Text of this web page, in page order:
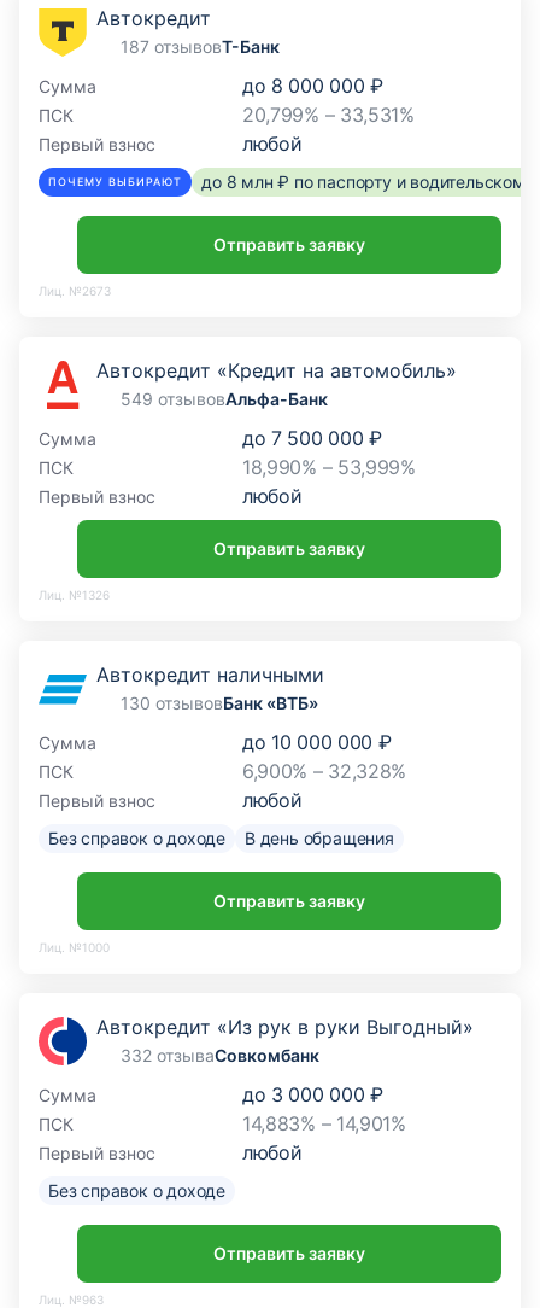
Автокредит
187 отзывовТ-Банк
Сумма
до 8 000 000 ₽
ПСК 20,799% – 33,531%
Первый взнос любой
ПОЧЕМУ ВЫБИРАЮТ до 8 млн ₽ по паспорту и
Отправить заявку
Лиц. №2673
Автокредит «Кредит на автомобиль»
549 отзывовАльфа-Банк
Сумма
до 7 500 000 ₽
ПСК 18,990% – 53,999%
Первый взнос любой
Отправить заявку
Лиц. №1326
Автокредит наличными
130 отзывовБанк «ВТБ»
Сумма
до 10 000 000 ₽
ПСК 6,900% – 32,328%
Первый взнос любой
Без справок о доходе В день обращения
Отправить заявку
Лиц. №1000
Автокредит «Из рук в руки Выгодный»
332 отзываСовкомбанк
Сумма
до 3 000 000 ₽
ПСК 14,883% – 14,901%
Первый взнос любой
Без справок о доходе
Отправить заявку
Лиц. №963